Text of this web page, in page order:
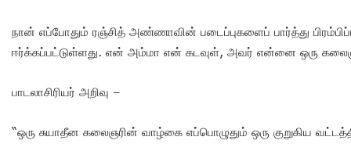
நான் எப்போதும் ரஞ்சித் அண்ணாவின் படைப்புகளைப் பார்த்து
ஈர்க்கப்பட்டுள்ளது. என் அம்மா என் கடவுள், அவர் என்னை ஒரு
பாடலாசிரியர் அறிவு –
“ஒரு சுயாதீன கலைஞரின் வாழ்கை எப்பொழுதும் ஒரு குறுகிய